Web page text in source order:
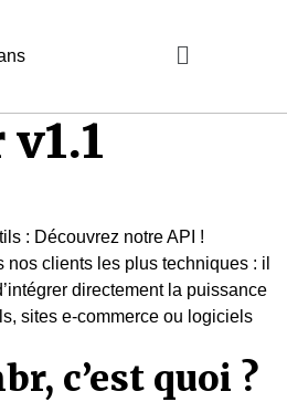
: Découvrez notre API !
nos clients les plus techniques : il
directement la puissance
sites e-commerce ou logiciels
c’est quoi ?